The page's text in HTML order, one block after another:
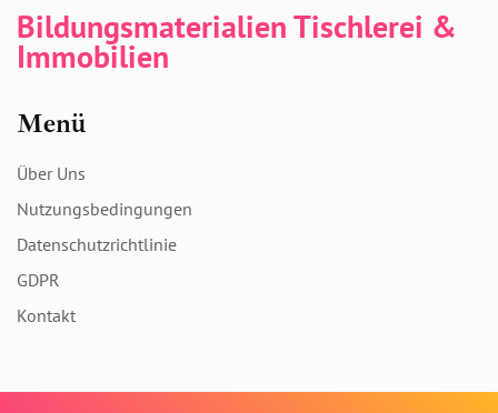
Bildungsmaterialien Tischlerei &
Immobilien
Menü
Über Uns
Nutzungsbedingungen
Datenschutzrichtlinie
GDPR
Kontakt